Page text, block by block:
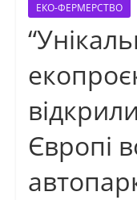
ЕКО-ФЕРМЕРСТВО
Європі